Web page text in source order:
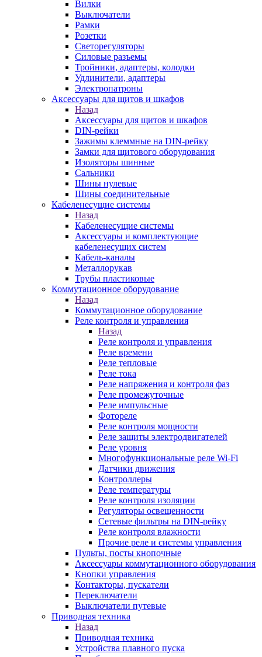
Вилки
Выключатели
Рамки
Розетки
Светорегуляторы
Силовые разъемы
Тройники, адаптеры, колодки
Удлинители, адаптеры
Электропатроны
Аксессуары для щитов и шкафов
Назад
Аксессуары для щитов и шкафов
DIN-рейки
Зажимы клеммные на DIN-рейку
Замки для щитового оборудования
Изоляторы шинные
Сальники
Шины нулевые
Шины соединительные
Кабеленесущие системы
Назад
Кабеленесущие системы
Аксессуары и комплектующие
кабеленесущих систем
Кабель-каналы
Металлорукав
Трубы пластиковые
Коммутационное оборудование
Назад
Коммутационное оборудование
Реле контроля и управления
Назад
Реле контроля и управления
Реле времени
Реле тепловые
Реле тока
Реле напряжения и контроля фаз
Реле промежуточные
Реле импульсные
Фотореле
Реле контроля мощности
Реле защиты электродвигателей
Реле уровня
Многофункциональные реле Wi-Fi
Датчики движения
Контроллеры
Реле температуры
Реле контроля изоляции
Регуляторы освещенности
Сетевые фильтры на DIN-рейку
Реле контроля влажности
Прочие реле и системы управления
Пульты, посты кнопочные
Аксессуары коммутационного оборудования
Кнопки управления
Контакторы, пускатели
Переключатели
Выключатели путевые
Приводная техника
Назад
Приводная техника
Устройства плавного пуска